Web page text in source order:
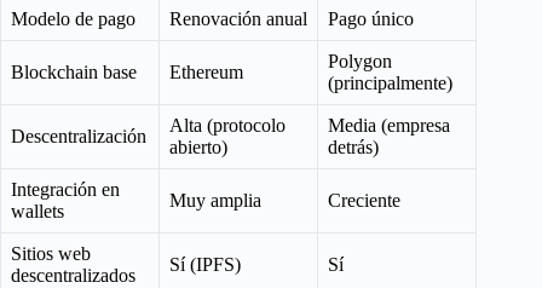
Modelo de pago Renovación anual Pago único
Blockchain base Ethereum
Polygon
(principalmente)
Descentralización
Alta (protocolo
abierto)
Media (empresa
detrás)
Integración en
wallets
Muy amplia Creciente
Sitios web
descentralizados
Sí (IPFS) Sí